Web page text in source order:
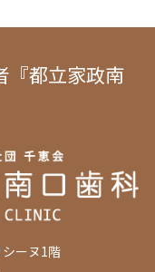
『都立家政南
ーヌ1階